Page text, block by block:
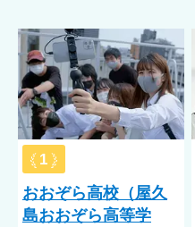
1
おおぞら高校（屋久
島おおぞら高等学